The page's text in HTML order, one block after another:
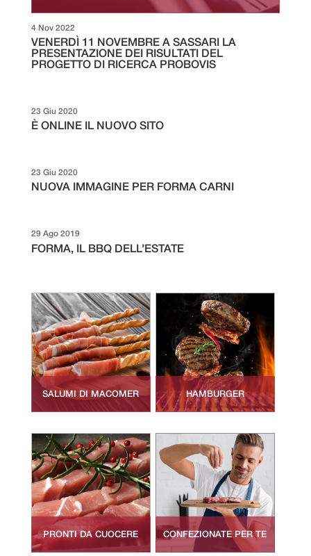
VENERDÌ 11 NOVEMBRE A SASSARI LA
PRESENTAZIONE DEI RISULTATI DEL
PROGETTO DI RICERCA PROBOVIS
4 Nov 2022
È ONLINE IL NUOVO SITO
23 Giu 2020
NUOVA IMMAGINE PER FORMA CARNI
23 Giu 2020
FORMA, IL BBQ DELL’ESTATE
29 Ago 2019
SALUMI DI MACOMER HAMBURGER
PRONTI DA CUOCERE CONFEZIONATE PER TE